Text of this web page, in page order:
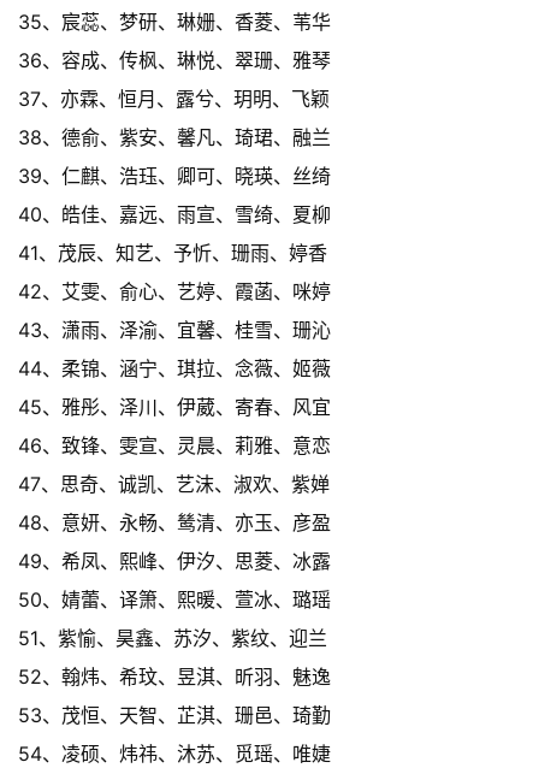
35、宸蕊、梦研、琳姗、香菱、苇华
36、容成、传枫、琳悦、翠珊、雅琴
37、亦霖、恒月、露兮、玥明、飞颖
38、德俞、紫安、馨凡、琦珺、融兰
39、仁麒、浩珏、卿可、晓瑛、丝绮
40、皓佳、嘉远、雨宣、雪绮、夏柳
41、茂辰、知艺、予忻、珊雨、婷香
42、艾雯、俞心、艺婷、霞菡、咪婷
43、潇雨、泽渝、宜馨、桂雪、珊沁
44、柔锦、涵宁、琪拉、念薇、姬薇
45、雅彤、泽川、伊葳、寄春、风宜
46、致锋、雯宣、灵晨、莉雅、意恋
47、思奇、诚凯、艺沫、淑欢、紫婵
48、意妍、永畅、鸶清、亦玉、彦盈
49、希凤、熙峰、伊汐、思菱、冰露
50、婧蕾、译箫、熙暖、萱冰、璐瑶
51、紫愉、昊鑫、苏汐、紫纹、迎兰
52、翰炜、希玟、昱淇、昕羽、魅逸
53、茂恒、天智、芷淇、珊邑、琦勤
54、凌硕、炜祎、沐苏、觅瑶、唯婕